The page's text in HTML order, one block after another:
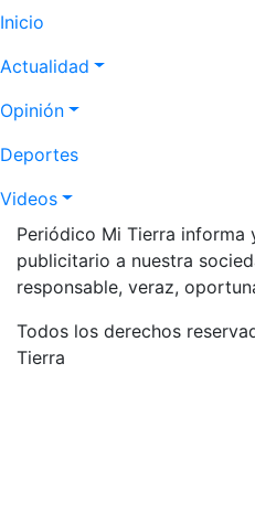
Navegación
principal
Inicio
Actualidad
Opinión
Deportes
Videos
Periódico Mi Tierra informa
publicitario a nuestra
responsable, veraz,
Todos los derechos
Tierra